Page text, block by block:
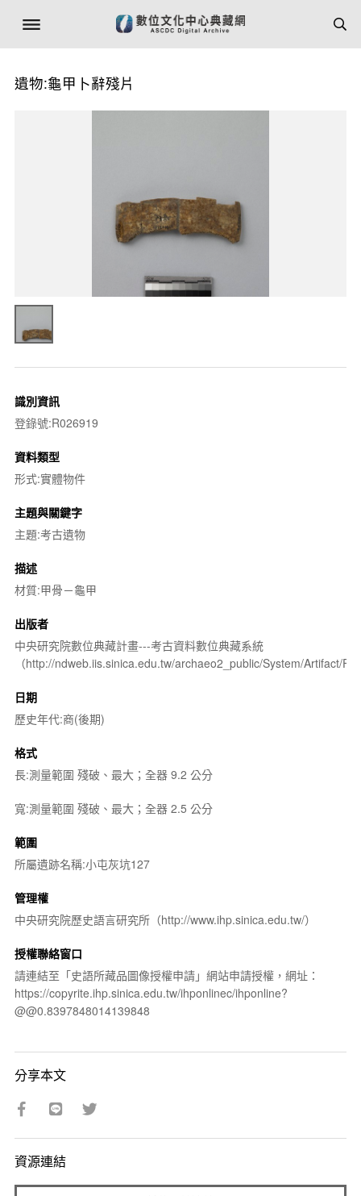
遺物:龜甲卜辭殘片
識別資訊
登錄號:R026919
資料類型
形式:實體物件
主題與關鍵字
主題:考古遺物
描述
材質:甲骨－龜甲
出版者
中央研究院數位典藏計畫---考古資料數位典藏系統
（http://ndweb.iis.sinica.edu.tw/archaeo2_public/System/Artifact/
日期
歷史年代:商(後期)
格式
長:測量範圍 殘破、最大；全器 9.2 公分
寬:測量範圍 殘破、最大；全器 2.5 公分
範圍
所屬遺跡名稱:小屯灰坑127
管理權
中央研究院歷史語言研究所（http://www.ihp.sinica.edu.tw/）
授權聯絡窗口
請連結至「史語所藏品圖像授權申請」網站申請授權，網址：
https://copyrite.ihp.sinica.edu.tw/ihponlinec/ihponline?
@@0.8397848014139848
分享本文
資源連結